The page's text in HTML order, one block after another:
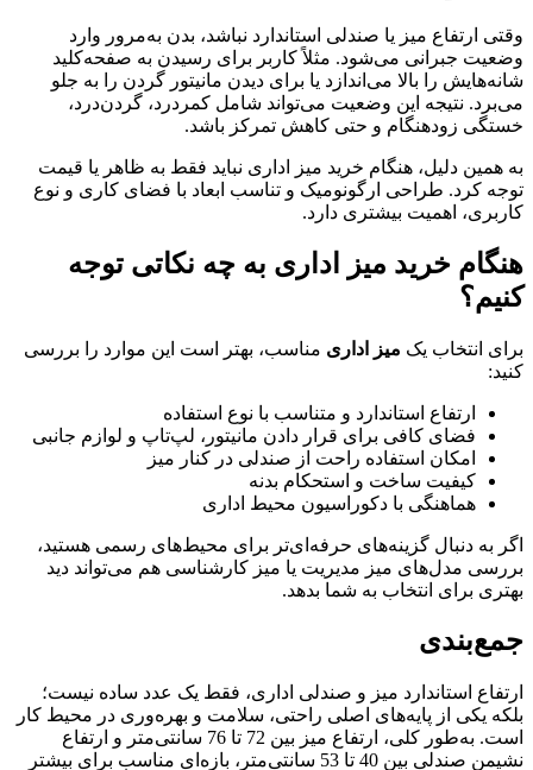
وقتی ارتفاع میز یا صندلی استاندارد نباشد، بدن به‌مرور وارد
وضعیت جبرانی می‌شود. مثلاً کاربر برای رسیدن به صفحه‌کلید
شانه‌هایش را بالا می‌اندازد یا برای دیدن مانیتور گردن را به جلو
می‌برد. نتیجه این وضعیت می‌تواند شامل کمردرد، گردن‌درد،
خستگی زودهنگام و حتی کاهش تمرکز باشد.
به همین دلیل، هنگام خرید میز اداری نباید فقط به ظاهر یا قیمت
توجه کرد. طراحی ارگونومیک و تناسب ابعاد با فضای کاری و نوع
کاربری، اهمیت بیشتری دارد.
هنگام خرید میز اداری به چه نکاتی توجه
کنیم؟
برای انتخاب یک میز اداری مناسب، بهتر است این موارد را بررسی
کنید:
ارتفاع استاندارد و متناسب با نوع استفاده
فضای کافی برای قرار دادن مانیتور، لپ‌تاپ و لوازم جانبی
امکان استفاده راحت از صندلی در کنار میز
کیفیت ساخت و استحکام بدنه
هماهنگی با دکوراسیون محیط اداری
اگر به دنبال گزینه‌های حرفه‌ای‌تر برای محیط‌های رسمی هستید،
بررسی مدل‌های میز مدیریت یا میز کارشناسی هم می‌تواند دید
بهتری برای انتخاب به شما بدهد.
جمع‌بندی
ارتفاع استاندارد میز و صندلی اداری، فقط یک عدد ساده نیست؛
بلکه یکی از پایه‌های اصلی راحتی، سلامت و بهره‌وری در محیط کار
است. به‌طور کلی، ارتفاع میز بین 72 تا 76 سانتی‌متر و ارتفاع
نشیمن صندلی بین 40 تا 53 سانتی‌متر، بازه‌ای مناسب برای بیشتر